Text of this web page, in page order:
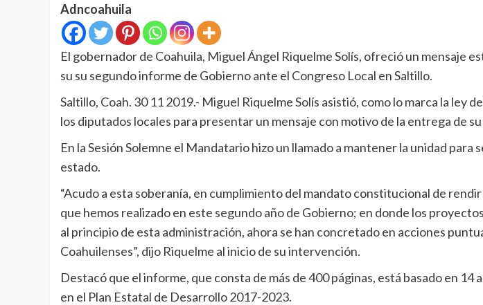
Adncoahuila
El gobernador de Coahuila, Miguel Ángel Riquelme Solís, ofreció un mensaje
su su segundo informe de Gobierno ante el Congreso Local en Saltillo.
Saltillo, Coah. 30 11 2019.- Miguel Riquelme Solís asistió, como lo marca la ley
los diputados locales para presentar un mensaje con motivo de la entrega de
En la Sesión Solemne el Mandatario hizo un llamado a mantener la unidad para
estado.
“Acudo a esta soberanía, en cumplimiento del mandato constitucional de
que hemos realizado en este segundo año de Gobierno; en donde los
al principio de esta administración, ahora se han concretado en acciones
Coahuilenses”, dijo Riquelme al inicio de su intervención.
Destacó que el informe, que consta de más de 400 páginas, está basado en 14
en el Plan Estatal de Desarrollo 2017-2023.